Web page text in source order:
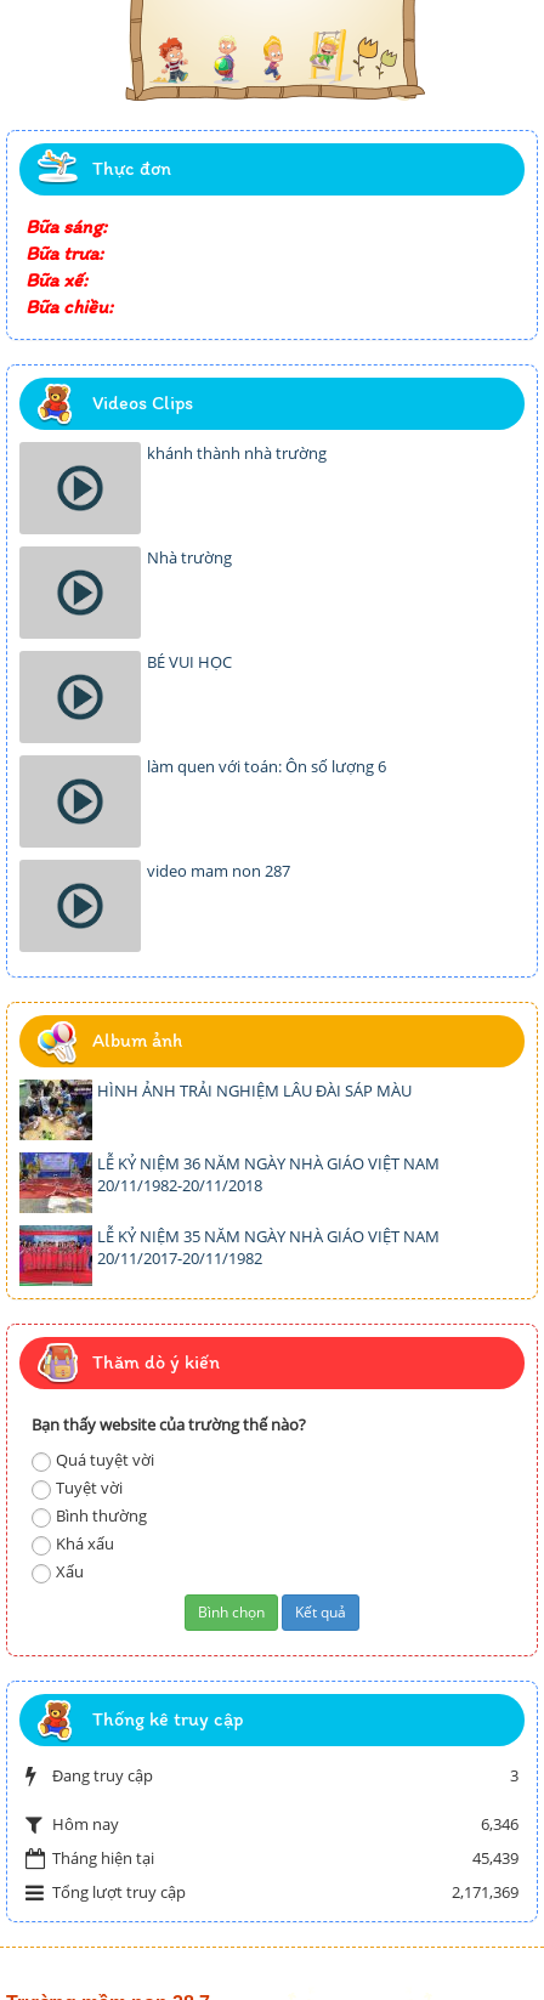
Thực đơn
Bữa sáng:
Bữa trưa:
Bữa xế:
Bữa chiều:
Videos Clips
khánh thành nhà trường
Nhà trường
BÉ VUI HỌC
làm quen với toán: Ôn số lượng 6
video mam non 287
Album ảnh
HÌNH ẢNH TRẢI NGHIỆM LÂU ĐÀI SÁP MÀU
LỄ KỶ NIỆM 36 NĂM NGÀY NHÀ GIÁO VIỆT NAM
20/11/1982-20/11/2018
LỄ KỶ NIỆM 35 NĂM NGÀY NHÀ GIÁO VIỆT NAM
20/11/2017-20/11/1982
Thăm dò ý kiến
Bạn thấy website của trường thế nào?
Quá tuyệt vời
Tuyệt vời
Bình thường
Khá xấu
Xấu
Thống kê truy cập
Đang truy cập 3
Hôm nay
6,346
Tháng hiện tại
45,439
Tổng lượt truy cập
2,171,369